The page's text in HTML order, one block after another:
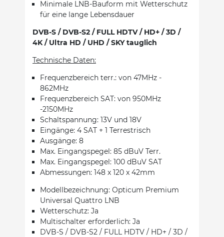
Minimale LNB-Bauform mit Wetterschutz
für eine lange Lebensdauer
DVB-S / DVB-S2 / FULL HDTV / HD+ / 3D /
4K / Ultra HD / UHD / SKY tauglich
Technische Daten:
Frequenzbereich terr.: von 47MHz -
862MHz
Frequenzbereich SAT: von 950MHz
-2150MHz
Schaltspannung: 13V und 18V
Eingänge: 4 SAT + 1 Terrestrisch
Ausgänge: 8
Max. Eingangspegel: 85 dBuV Terr.
Max. Eingangspegel: 100 dBuV SAT
Abmessungen: 148 x 120 x 42mm
Modellbezeichnung: Opticum Premium
Universal Quattro LNB
Wetterschutz: Ja
Multischalter erforderlich: Ja
DVB-S / DVB-S2 / FULL HDTV / HD+ / 3D /